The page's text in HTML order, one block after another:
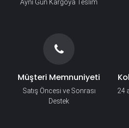
Aynı Gün Kargoya Teslim
Müşteri Memnuniyeti
Satış Öncesi ve Sonrası
Destek
24